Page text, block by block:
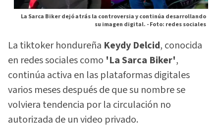
La Sarca Biker dejó atrás la controversia y continúa desarrollando
su imagen digital. -Foto: redes sociales
La tiktoker hondureña Keydy Delcid, conocida
en redes sociales como 'La Sarca Biker',
continúa activa en las plataformas digitales
varios meses después de que su nombre se
volviera tendencia por la circulación no
autorizada de un video privado.